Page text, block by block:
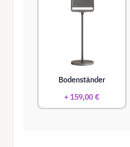
Bodenständer
+ 159,00 €